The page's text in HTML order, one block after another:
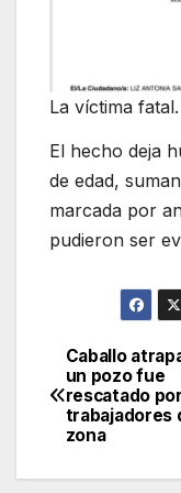
La víctima fatal.
El hecho deja
de edad,
marcada por
pudieron ser
de
Caballo
un pozo fue
rescatado por
trabajadores
zona